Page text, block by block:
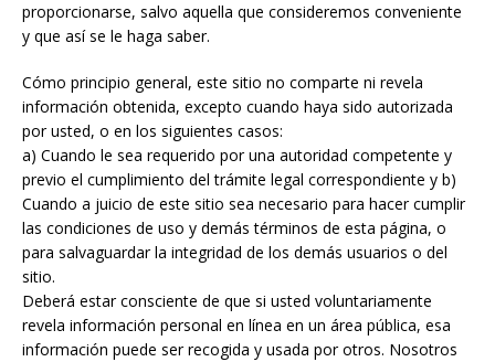
proporcionarse, salvo aquella que consideremos conveniente
y que así se le haga saber.
Cómo principio general, este sitio no comparte ni revela
información obtenida, excepto cuando haya sido autorizada
por usted, o en los siguientes casos:
a) Cuando le sea requerido por una autoridad competente y
previo el cumplimiento del trámite legal correspondiente y b)
Cuando a juicio de este sitio sea necesario para hacer cumplir
las condiciones de uso y demás términos de esta página, o
para salvaguardar la integridad de los demás usuarios o del
sitio.
Deberá estar consciente de que si usted voluntariamente
revela información personal en línea en un área pública, esa
información puede ser recogida y usada por otros. Nosotros